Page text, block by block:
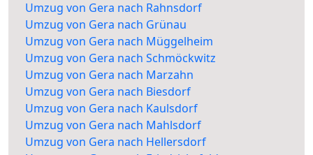
Umzug von Gera nach Rahnsdorf
Umzug von Gera nach Grünau
Umzug von Gera nach Müggelheim
Umzug von Gera nach Schmöckwitz
Umzug von Gera nach Marzahn
Umzug von Gera nach Biesdorf
Umzug von Gera nach Kaulsdorf
Umzug von Gera nach Mahlsdorf
Umzug von Gera nach Hellersdorf